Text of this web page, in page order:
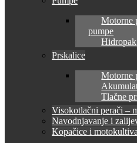
Motorne
pumpe
Hidropak
Prskalice
Motorne
Tlačne
Visokotlačni perači –
Navodnjavanje i
Kopačice i